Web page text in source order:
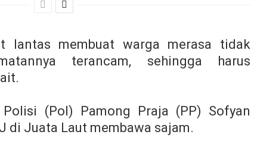
lantas membuat warga merasa tidak
terancam, sehingga harus
(Pol) Pamong Praja (PP) Sofyan
di Juata Laut membawa sajam.